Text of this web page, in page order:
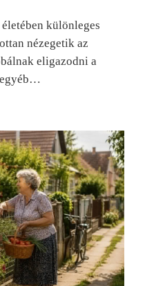
különleges
nézegetik az
eligazodni a